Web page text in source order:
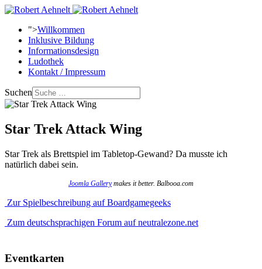
">Willkommen
Inklusive Bildung
Informationsdesign
Ludothek
Kontakt / Impressum
Suchen
Star Trek Attack Wing
Star Trek als Brettspiel im Tabletop-Gewand? Da musste ich
natürlich dabei sein.
Joomla Gallerymakes it better. Balbooa.com
Zur Spielbeschreibung auf Boardgamegeeks
Zum deutschsprachigen Forum auf neutralezone.net
Eventkarten